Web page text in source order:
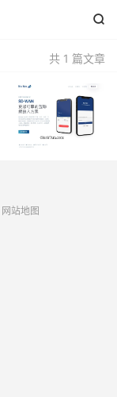

共 1 篇文章
网站地图